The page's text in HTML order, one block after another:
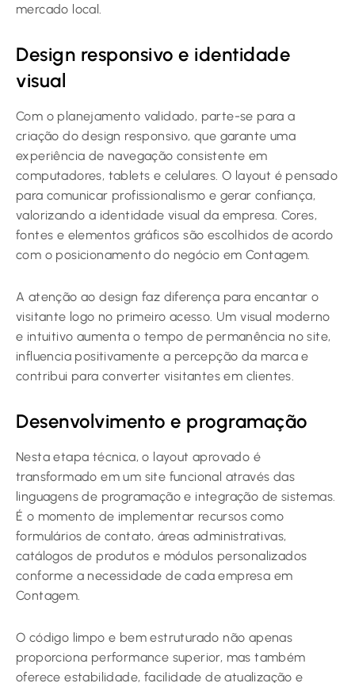
mercado local.
Design responsivo e identidade
visual
Com o planejamento validado, parte-se para a
criação do design responsivo, que garante uma
experiência de navegação consistente em
computadores, tablets e celulares. O layout é pensado
para comunicar profissionalismo e gerar confiança,
valorizando a identidade visual da empresa. Cores,
fontes e elementos gráficos são escolhidos de acordo
com o posicionamento do negócio em Contagem.
A atenção ao design faz diferença para encantar o
visitante logo no primeiro acesso. Um visual moderno
e intuitivo aumenta o tempo de permanência no site,
influencia positivamente a percepção da marca e
contribui para converter visitantes em clientes.
Desenvolvimento e programação
Nesta etapa técnica, o layout aprovado é
transformado em um site funcional através das
linguagens de programação e integração de sistemas.
É o momento de implementar recursos como
formulários de contato, áreas administrativas,
catálogos de produtos e módulos personalizados
conforme a necessidade de cada empresa em
Contagem.
O código limpo e bem estruturado não apenas
proporciona performance superior, mas também
oferece estabilidade, facilidade de atualização e